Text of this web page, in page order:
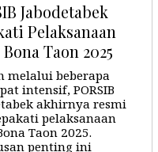
Jabodetabek
Pelaksanaan
Taon 2025
melalui beberapa
intensif, PORSIB
akhirnya resmi
pelaksanaan
Taon 2025.
penting ini